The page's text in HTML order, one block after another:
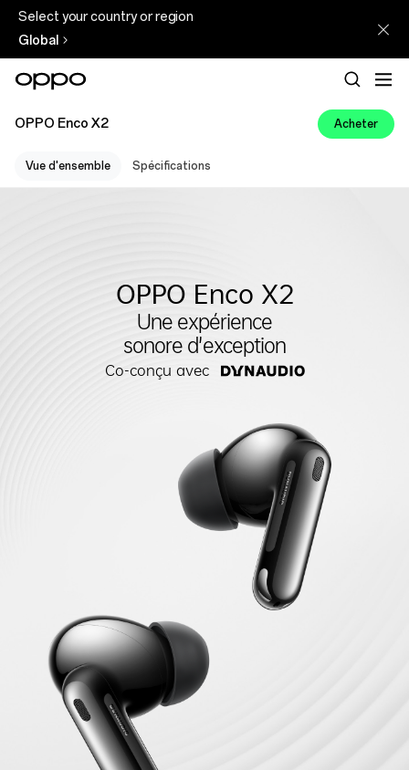
Select your country or region
Global
OPPO Enco X2 Acheter
Vue d'ensemble Spécifications
OPPO Enco X2
Une expérience
sonore d’exception
Co-conçu avec